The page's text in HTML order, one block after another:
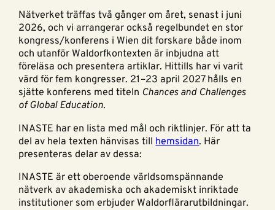
Nätverket träffas två gånger om året, senast i juni
2026, och vi arrangerar också regelbundet en stor
kongress/konferens i Wien dit forskare både inom
och utanför Waldorfkontexten är inbjudna att
föreläsa och presentera artiklar. Hittills har vi varit
värd för fem kongresser. 21–23 april 2027 hålls en
sjätte konferens med titeln Chances and Challenges
of Global Education.
INASTE har en lista med mål och riktlinjer. För att ta
del av hela texten hänvisas till hemsidan. Här
presenteras delar av dessa:
INASTE är ett oberoende världsomspännande
nätverk av akademiska och akademiskt inriktade
institutioner som erbjuder Waldorflärarutbildningar.